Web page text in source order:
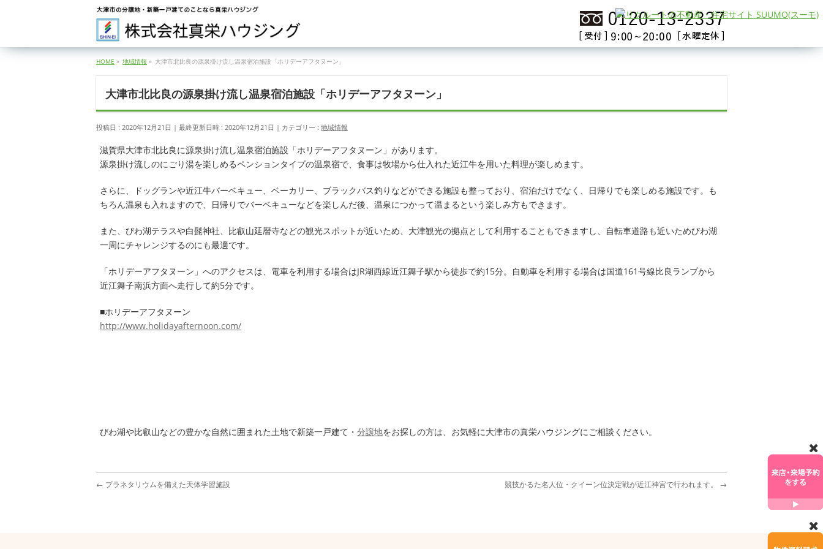
HOME » 地域情報 » 大津市北比良の源泉掛け流し温泉宿泊施設「ホリデーアフタヌーン」
大津市北比良の源泉掛け流し温泉宿泊施設「ホリデーアフタヌーン」
投稿日 : 2020年12月21日 最終更新日時 : 2020年12月21日 カテゴリー : 地域情報
滋賀県大津市北比良に源泉掛け流し温泉宿泊施設「ホリデーアフタヌーン」があります。
源泉掛け流しのにごり湯を楽しめるペンションタイプの温泉宿で、食事は牧場から仕入れた近江牛を用いた料理が楽しめます。
さらに、ドッグランや近江牛バーベキュー、ベーカリー、ブラックバス釣りなどができる施設も整っており、宿泊だけでなく、日帰りでも楽しめる施設です。も
ちろん温泉も入れますので、日帰りでバーベキューなどを楽しんだ後、温泉につかって温まるという楽しみ方もできます。
また、びわ湖テラスや白髭神社、比叡山延暦寺などの観光スポットが近いため、大津観光の拠点として利用することもできますし、自転車道路も近いためびわ湖
一周にチャレンジするのにも最適です。
「ホリデーアフタヌーン」へのアクセスは、電車を利用する場合はJR湖西線近江舞子駅から徒歩で約15分。自動車を利用する場合は国道161号線比良ランプから
近江舞子南浜方面へ走行して約5分です。
■ホリデーアフタヌーン
http://www.holidayafternoon.com/
びわ湖や比叡山などの豊かな自然に囲まれた土地で新築一戸建て・ 分譲地をお探しの方は、お気軽に大津市の真栄ハウジングにご相談ください。
← プラネタリウムを備えた天体学習施設 競技かるた名人位・クイーン位決定戦が近江神宮で行われます。 →